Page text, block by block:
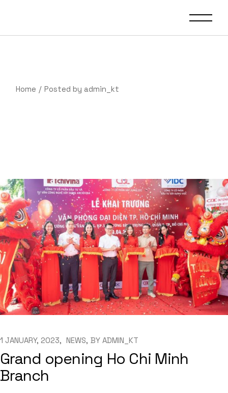
Home Posted by admin_kt
1 JANUARY, 2023 NEWS BY ADMIN_KT
Grand opening Ho Chi Minh
Branch